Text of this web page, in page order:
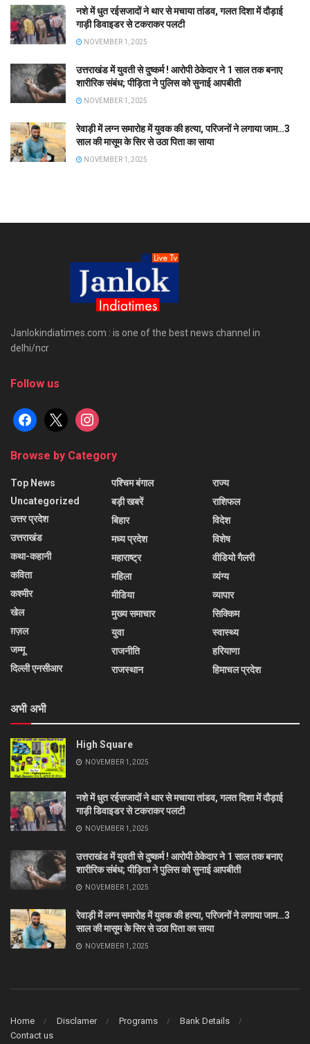
नशे में धुत रईसजादों ने थार से मचाया तांडव, गलत दिशा में दौड़ाई
गाड़ी डिवाइडर से टकराकर पलटी
NOVEMBER 1, 2025
उत्तराखंड में युवती से दुष्कर्म ! आरोपी ठेकेदार ने 1 साल तक बनाए
शारीरिक संबंध; पीड़िता ने पुलिस को सुनाई आपबीती
NOVEMBER 1, 2025
रेवाड़ी में लग्न समारोह में युवक की हत्या, परिजनों ने लगाया जाम…3
साल की मासूम के सिर से उठा पिता का साया
NOVEMBER 1, 2025
Janlokindiatimes.com : is one of the best news channel in
delhi/ncr
Follow us
facebook
x instagram
Browse by Category
Top News
Uncategorized
उत्तर प्रदेश
उत्तराखंड
कथा-कहानी
कविता
कश्मीर
खेल
ग़ज़ल
जम्मू
दिल्ली एनसीआर
पश्चिम बंगाल
बड़ी खबरें
बिहार
मध्य प्रदेश
महाराष्ट्र
महिला
मीडिया
मुख्य समाचार
युवा
राजनीति
राजस्थान
राज्य
राशिफल
विदेश
विशेष
वीडियो गैलरी
व्यंग्य
व्यापार
सिक्किम
स्वास्थ्य
हरियाणा
हिमाचल प्रदेश
अभी अभी
High Square
NOVEMBER 1, 2025
नशे में धुत रईसजादों ने थार से मचाया तांडव, गलत दिशा में दौड़ाई
गाड़ी डिवाइडर से टकराकर पलटी
NOVEMBER 1, 2025
उत्तराखंड में युवती से दुष्कर्म ! आरोपी ठेकेदार ने 1 साल तक बनाए
शारीरिक संबंध; पीड़िता ने पुलिस को सुनाई आपबीती
NOVEMBER 1, 2025
रेवाड़ी में लग्न समारोह में युवक की हत्या, परिजनों ने लगाया जाम…3
साल की मासूम के सिर से उठा पिता का साया
NOVEMBER 1, 2025
Home Disclamer Programs
Bank Details
Contact us